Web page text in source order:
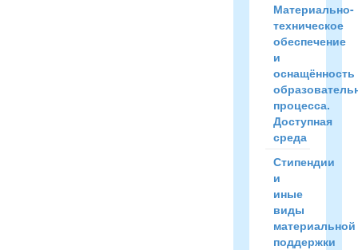
Материально-
техническое
обеспечение
и
оснащённость
процесса.
Доступная
среда
Стипендии
и
иные
виды
материальной
поддержки